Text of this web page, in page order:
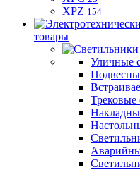
XPZ 154
товары
Уличные
Трековые